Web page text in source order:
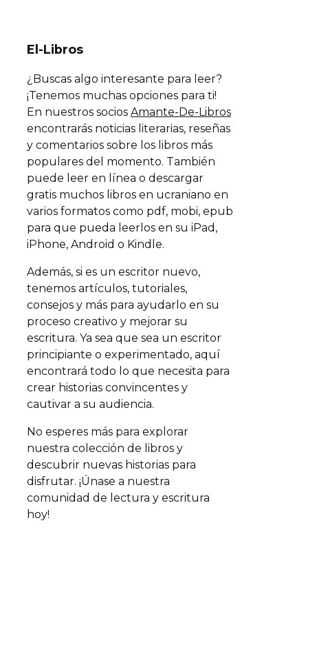
El-Libros
¿Buscas algo interesante para leer?
¡Tenemos muchas opciones para ti!
En nuestros socios Amante-De-Libros
encontrarás noticias literarias, reseñas
y comentarios sobre los libros más
populares del momento. También
puede leer en línea o descargar
gratis muchos libros en ucraniano en
varios formatos como pdf, mobi, epub
para que pueda leerlos en su iPad,
iPhone, Android o Kindle.
Además, si es un escritor nuevo,
tenemos artículos, tutoriales,
consejos y más para ayudarlo en su
proceso creativo y mejorar su
escritura. Ya sea que sea un escritor
principiante o experimentado, aquí
encontrará todo lo que necesita para
crear historias convincentes y
cautivar a su audiencia.
No esperes más para explorar
nuestra colección de libros y
descubrir nuevas historias para
disfrutar. ¡Únase a nuestra
comunidad de lectura y escritura
hoy!